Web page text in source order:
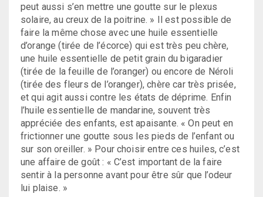
peut aussi s’en mettre une goutte sur le plexus
solaire, au creux de la poitrine. » Il est possible de
faire la même chose avec une huile essentielle
d’orange (tirée de l’écorce) qui est très peu chère,
une huile essentielle de petit grain du bigaradier
(tirée de la feuille de l’oranger) ou encore de Néroli
(tirée des fleurs de l’oranger), chère car très prisée,
et qui agit aussi contre les états de déprime. Enfin
l’huile essentielle de mandarine, souvent très
appréciée des enfants, est apaisante. « On peut en
frictionner une goutte sous les pieds de l’enfant ou
sur son oreiller. » Pour choisir entre ces huiles, c’est
une affaire de goût : « C’est important de la faire
sentir à la personne avant pour être sûr que l’odeur
lui plaise. »